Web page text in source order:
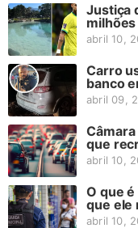
Justiça
abril 10,
Carro
banco
abril 09,
que
abril 10,
O que é
que ele
abril 10,